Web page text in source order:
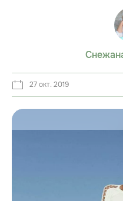
27 окт. 2019